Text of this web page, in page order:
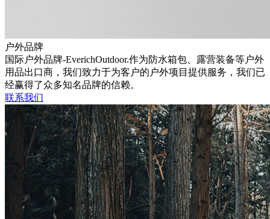
户外品牌
国际户外品牌-EverichOutdoor.作为防水箱包、露营装备等户外
用品出口商，我们致力于为客户的户外项目提供服务，我们已
经赢得了众多知名品牌的信赖。
联系我们